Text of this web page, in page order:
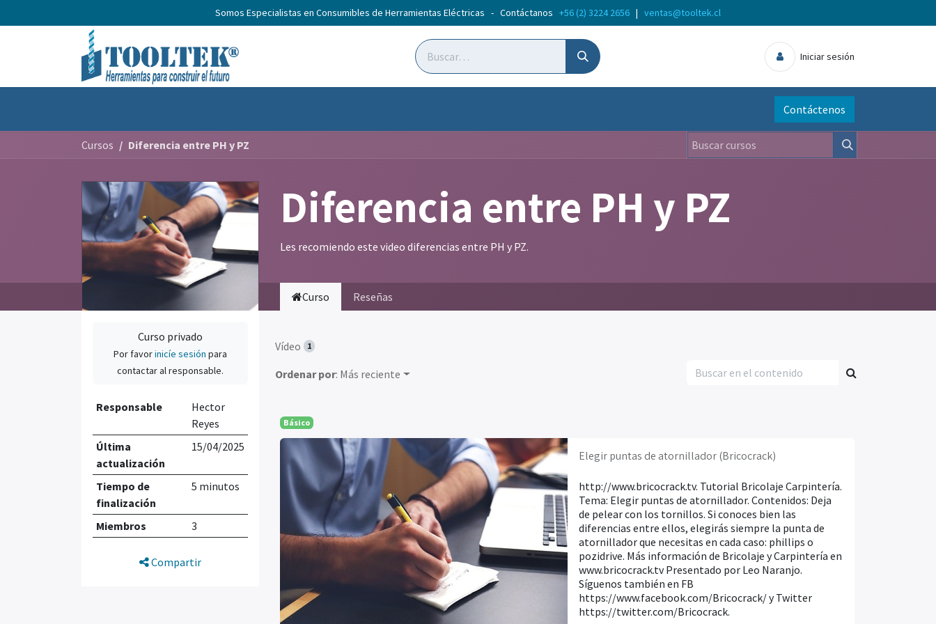
Somos Especialistas en Consumibles de Herramientas Eléctricas - Contáctanos +56 (2) 3224 2656 | ventas@tooltek.cl
Iniciar sesión
Contáctenos
Cursos Diferencia entre PH y PZ
Diferencia entre PH y PZ
Les recomiendo este video diferencias entre PH y PZ.
Curso privado
Por favorinicíe sesión para
contactar al responsable.
Responsable
Hector
Reyes
Última
actualización
15/04/2025
Tiempo de
finalización
5 minutos
Miembros 3
Compartir
Curso Reseñas
Vídeo 1
Ordenar por: Más reciente
Básico
Elegir puntas de atornillador (Bricocrack)
http://www.bricocrack.tv. Tutorial Bricolaje Carpintería.
Tema: Elegir puntas de atornillador. Contenidos: Deja
de pelear con los tornillos. Si conoces bien las
diferencias entre ellos, elegirás siempre la punta de
atornillador que necesitas en cada caso: phillips o
pozidrive. Más información de Bricolaje y Carpintería en
www.bricocrack.tv Presentado por Leo Naranjo.
Síguenos también en FB
https://www.facebook.com/Bricocrack/ y Twitter
https://twitter.com/Bricocrack.